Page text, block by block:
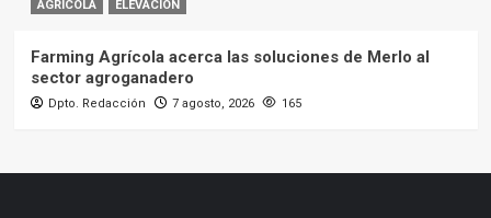
AGRÍCOLA ELEVACIÓN
Farming Agrícola acerca las soluciones de Merlo al
sector agroganadero
Dpto. Redacción 7 agosto, 2026 165